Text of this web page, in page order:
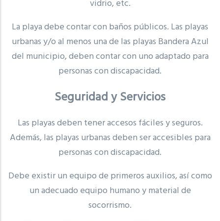
vidrio, etc.
La playa debe contar con baños públicos. Las playas
urbanas y/o al menos una de las playas Bandera Azul
del municipio, deben contar con uno adaptado para
personas con discapacidad.
Seguridad y Servicios
Las playas deben tener accesos fáciles y seguros.
Además, las playas urbanas deben ser accesibles para
personas con discapacidad.
Debe existir un equipo de primeros auxilios, así como
un adecuado equipo humano y material de
socorrismo.